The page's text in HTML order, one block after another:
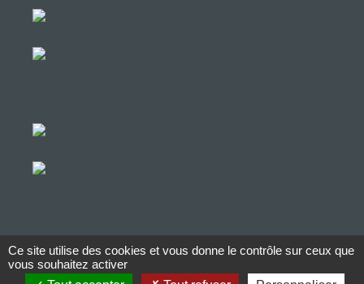
© Copyright Aucop – 2022
Ce site utilise des cookies et vous donne le contrôle sur ceux que
vous souhaitez activer